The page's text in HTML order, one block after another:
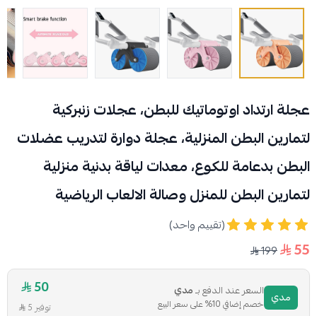
عجلة ارتداد اوتوماتيك للبطن، عجلات زنبركية
لتمارين البطن المنزلية، عجلة دوارة لتدريب عضلات
البطن بدعامة للكوع، معدات لياقة بدنية منزلية
لتمارين البطن للمنزل وصالة الالعاب الرياضية
(تقييم واحد)
55
199
مدي السعر عند الدفع بـمدي
خصم إضافي 10% على سعر البيع
50
توفير 5